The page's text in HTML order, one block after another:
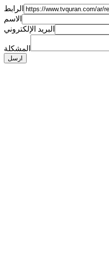
الرابط
الاسم
البريد الإلكتروني
المشكلة
ارسل